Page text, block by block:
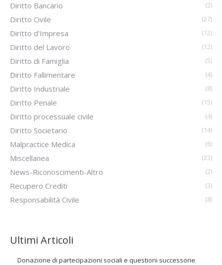
Diritto Bancario (2)
Diritto Civile (27)
Diritto d'Impresa (12)
Diritto del Lavoro (12)
Diritto di Famiglia (5)
Diritto Fallimentare (4)
Diritto Industriale (8)
Diritto Penale (15)
Diritto processuale civile (4)
Diritto Societario (14)
Malpractice Medica (6)
Miscellanea (23)
News-Riconoscimenti-Altro (2)
Recupero Crediti (3)
Responsabilità Civile (8)
Ultimi Articoli
Donazione di partecipazioni sociali e questioni successorie